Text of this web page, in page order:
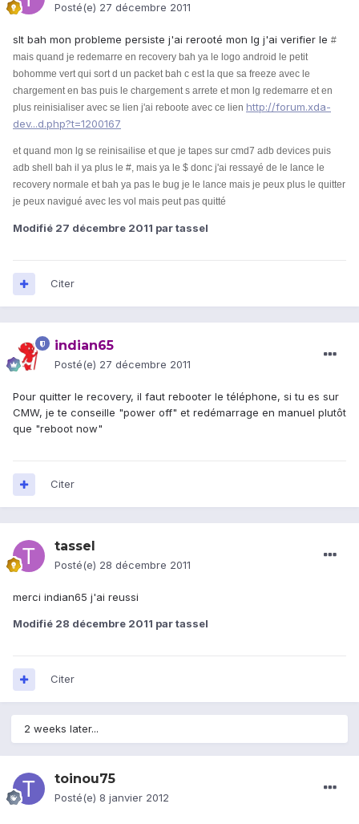
Posté(e) 27 décembre 2011
slt bah mon probleme persiste j'ai rerooté mon lg j'ai verifier le #
mais quand je redemarre en recovery bah ya le logo android le petit
bohomme vert qui sort d un packet bah c est la que sa freeze avec le
chargement en bas puis le chargement s arrete et mon lg redemarre et en
plus reinisialiser avec se lien j'ai reboote avec ce lien http://forum.xda-
dev...d.php?t=1200167
et quand mon lg se reinisailise et que je tapes sur cmd7 adb devices puis
adb shell bah il ya plus le #, mais ya le $ donc j'ai ressayé de le lance le
recovery normale et bah ya pas le bug je le lance mais je peux plus le quitter
je peux navigué avec les vol mais peut pas quitté
Modifié 27 décembre 2011 par tassel
Citer
indian65
Posté(e) 27 décembre 2011
Pour quitter le recovery, il faut rebooter le téléphone, si tu es sur
CMW, je te conseille "power off" et redémarrage en manuel plutôt
que "reboot now"
Citer
tassel
Posté(e) 28 décembre 2011
merci indian65 j'ai reussi
Modifié 28 décembre 2011 par tassel
Citer
2 weeks later...
toinou75
Posté(e) 8 janvier 2012